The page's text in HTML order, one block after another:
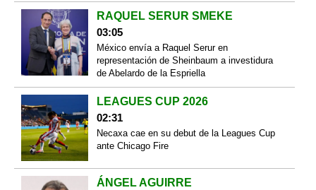
RAQUEL SERUR SMEKE
03:05
México envía a Raquel Serur en
representación de Sheinbaum a investidura
de Abelardo de la Espriella
LEAGUES CUP 2026
02:31
Necaxa cae en su debut de la Leagues Cup
ante Chicago Fire
ÁNGEL AGUIRRE